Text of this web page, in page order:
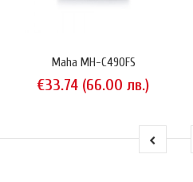
Maha MH-C490FS
€33.74 (66.00 лв.)